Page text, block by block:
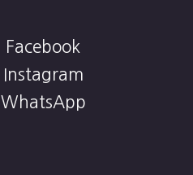
Facebook
Instagram
WhatsApp